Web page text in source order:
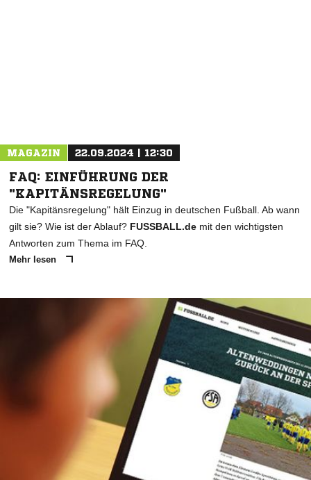
MAGAZIN 22.09.2024 | 12:30
FAQ: EINFÜHRUNG DER
"KAPITÄNSREGELUNG"
Die "Kapitänsregelung" hält Einzug in deutschen Fußball. Ab wann
gilt sie? Wie ist der Ablauf? FUSSBALL.de mit den wichtigsten
Antworten zum Thema im FAQ.
Mehr lesen